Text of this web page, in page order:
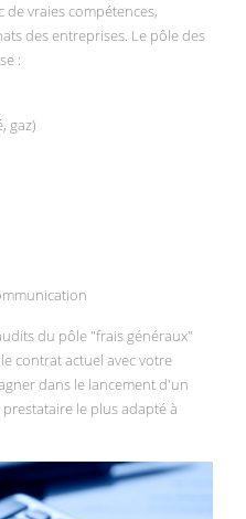
vraies compétences,
des entreprises. Le pôle des
:
gaz)
du pôle "frais généraux"
contrat actuel avec votre
dans le lancement d'un
le plus adapté à